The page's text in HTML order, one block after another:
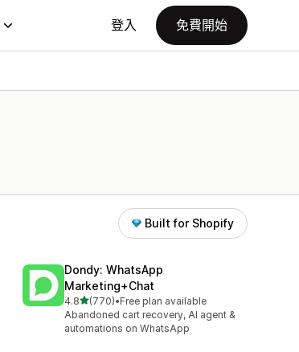
登入 免費開始
Built for Shopify
Dondy: WhatsApp
Marketing+Chat
4.8滿分 5 顆星
(770)
共有 770 則評價
•Free plan available
Abandoned cart recovery, AI agent &
automations on WhatsApp